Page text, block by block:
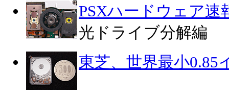
PSXハードウェア速
光ドライブ分解編
東芝、世界最小0.85